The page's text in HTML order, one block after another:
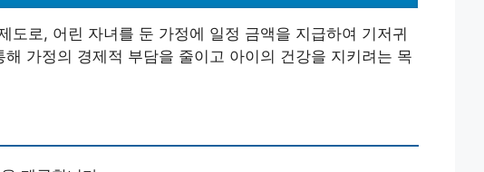
도로, 어린 자녀를 둔 가정에 일정 금액을 지급하여 기저귀
가정의 경제적 부담을 줄이고 아이의 건강을 지키려는 목